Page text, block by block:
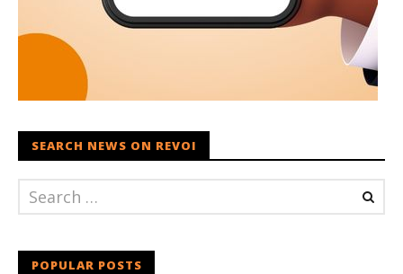
SEARCH NEWS ON REVOI
POPULAR POSTS